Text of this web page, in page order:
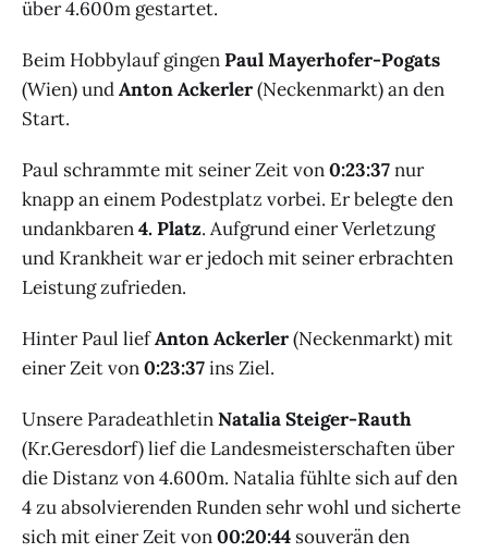
über 4.600m gestartet.
Beim Hobbylauf gingenPaul Mayerhofer-Pogats
(Wien) undAnton Ackerler(Neckenmarkt) an den
Start.
Paul schrammte mit seiner Zeit von0:23:37nur
knapp an einem Podestplatz vorbei. Er belegte den
undankbaren4. Platz. Aufgrund einer Verletzung
und Krankheit war er jedoch mit seiner erbrachten
Leistung zufrieden.
Hinter Paul liefAnton Ackerler(Neckenmarkt) mit
einer Zeit von0:23:37ins Ziel.
Unsere ParadeathletinNatalia Steiger-Rauth
(Kr.Geresdorf) lief die Landesmeisterschaften über
die Distanz von 4.600m. Natalia fühlte sich auf den
4 zu absolvierenden Runden sehr wohl und sicherte
sich mit einer Zeit von00:20:44 souverän den